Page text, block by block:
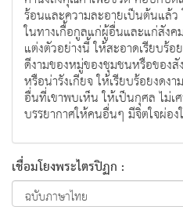
ร้อนและความละอายเป็นต้นแล้ว
ในทางเกื้อกูลแก่ผู้อื่นและแก่สังค
แต่งตัวอย่างนี้ ให้สะอาดเรียบร้
ดีงามของหมู่ของชุมชนหรือของสั
หรือน่ารังเกียจ ให้เรียบร้อยงดง
อื่นที่เขาพบเห็น ให้เป็นกุศล ไม่เ
บรรยากาศให้คนอื่นๆ มีจิตใจผ่อ
เชื่อมโยงพระไตรปิฏก :